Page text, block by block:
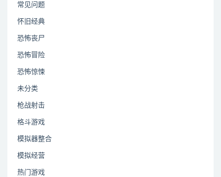
常见问题
怀旧经典
恐怖丧尸
恐怖冒险
恐怖惊悚
未分类
枪战射击
格斗游戏
模拟器整合
模拟经营
热门游戏